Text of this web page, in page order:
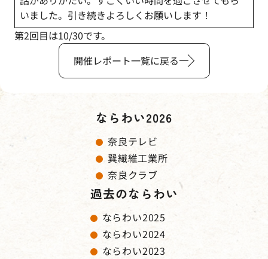
いました。引き続きよろしくお願いします！
第2回目は10/30です。
開催レポート一覧に戻る
ならわい2026
奈良テレビ
巽繊維工業所
奈良クラブ
過去のならわい
ならわい2025
ならわい2024
ならわい2023